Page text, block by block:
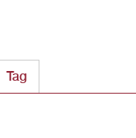
Tag(aktiver Reiter)